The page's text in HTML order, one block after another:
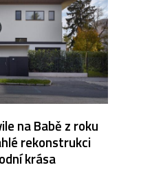
na Babě z roku
rekonstrukci
krása